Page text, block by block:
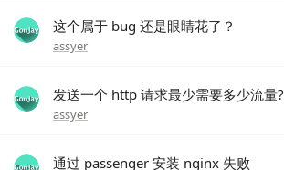
这个属于 bug 还是眼睛花了？
assyer
发送一个 http 请求最少需要多少流量?
assyer
通过 passenger 安装 nginx 失败